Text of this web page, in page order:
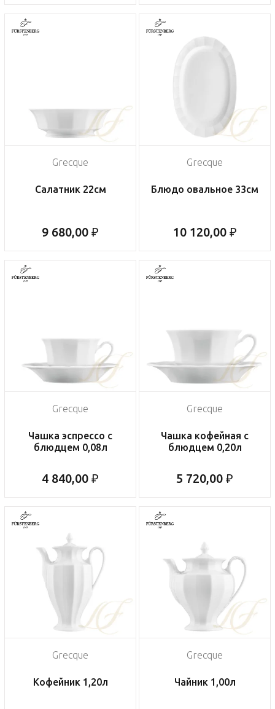
Grecque
Салатник 22см
9 680,00 ₽
Grecque
Блюдо овальное 33см
10 120,00 ₽
Grecque
Чашка эспрессо с
блюдцем 0,08л
4 840,00 ₽
Grecque
Чашка кофейная с
блюдцем 0,20л
5 720,00 ₽
Grecque
Кофейник 1,20л
Grecque
Чайник 1,00л